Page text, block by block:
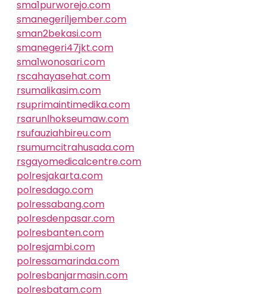
sma1purworejo.com
smanegeri1jember.com
sman2bekasi.com
smanegeri47jkt.com
sma1wonosari.com
rscahayasehat.com
rsumalikasim.com
rsuprimaintimedika.com
rsarunlhokseumaw.com
rsufauziahbireu.com
rsumumcitrahusada.com
rsgayomedicalcentre.com
polresjakarta.com
polresdago.com
polressabang.com
polresdenpasar.com
polresbanten.com
polresjambi.com
polressamarinda.com
polresbanjarmasin.com
polresbatam.com